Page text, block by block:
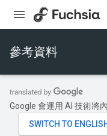
參考資料
Google 會運用 AI 技術將